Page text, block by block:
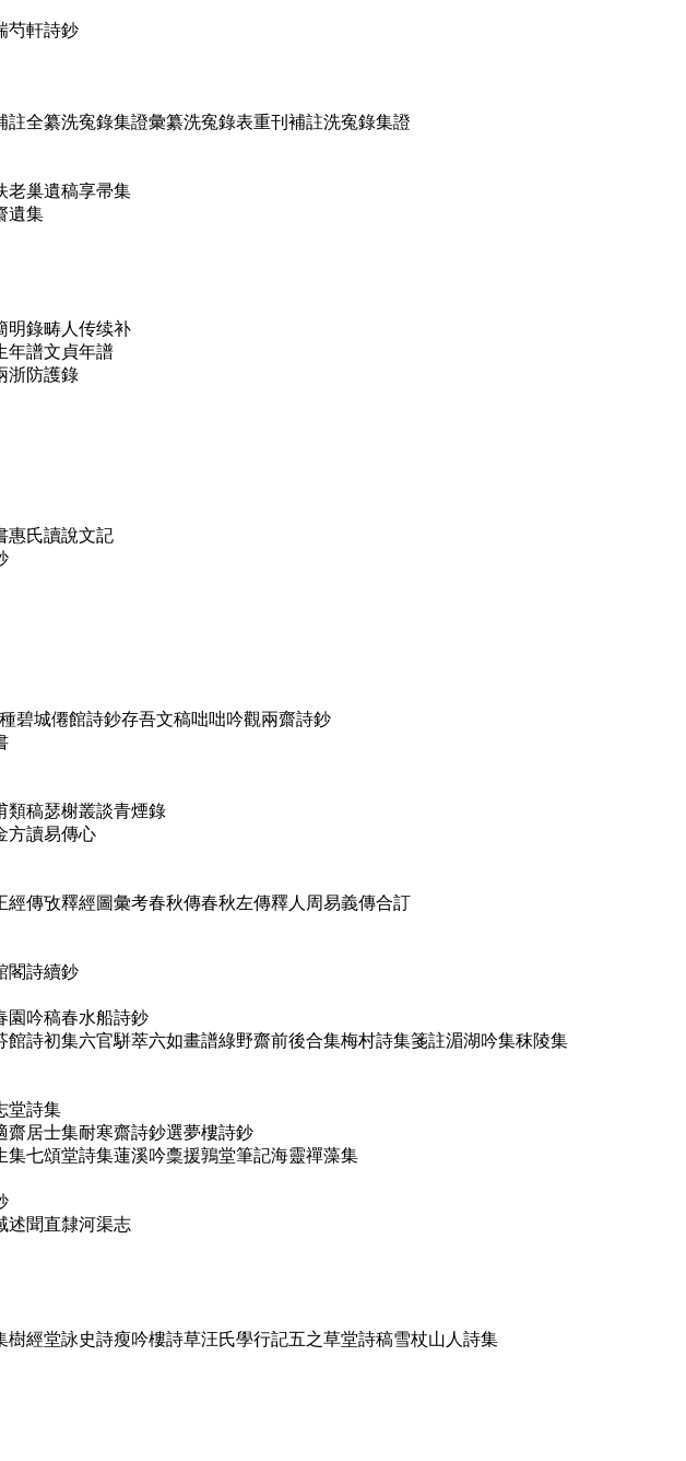
芍軒詩鈔
全纂洗寃錄集證彙纂洗寃錄表重刊補註洗寃錄集證
老巢遺稿享帚集
遺集
明錄畴人传续补
年譜文貞年譜
浙防護錄
惠氏讀說文記
碧城僊館詩鈔存吾文稿咄咄吟觀兩齋詩鈔
類稿瑟榭叢談青煙錄
方讀易傳心
傳攷釋經圖彙考春秋傳春秋左傳釋人周易義傳合訂
閣詩續鈔
園吟稿春水船詩鈔
詩初集六官駢萃六如畫譜綠野齋前後合集梅村詩集箋註湄湖吟集秣陵集
堂詩集
齋居士集耐寒齋詩鈔選夢樓詩鈔
七頌堂詩集蓮溪吟稾援鶉堂筆記海靈禪藻集
述聞直隸河渠志
經堂詠史詩瘦吟樓詩草汪氏學行記五之草堂詩稿雪杖山人詩集